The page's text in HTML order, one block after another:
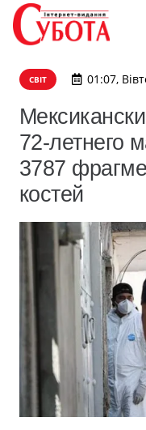
СВІТ 01:07,
72-летнего
3787
костей